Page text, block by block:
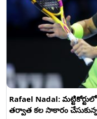
Rafael Nadal:
త‌ర్వాత క‌ల సాకారం